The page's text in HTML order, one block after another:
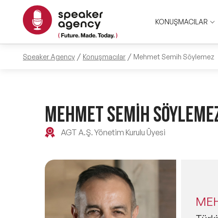
KONUŞMACILAR
Speaker Agency Konuşmacılar Mehmet Semih Söylemez
MEHMET SEMİH
AGT A.Ş. Yönetim Kurulu Üyesi